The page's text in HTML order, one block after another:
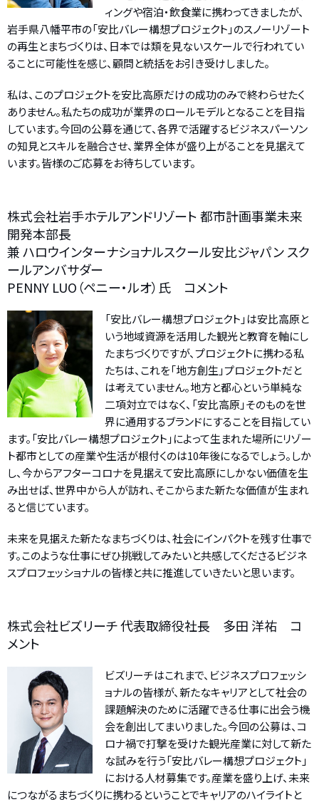
ィングや宿泊・飲食業に携わってきましたが、
岩手県八幡平市の「安比バレー構想プロジェクト」のスノーリゾート
の再生とまちづくりは、日本では類を見ないスケールで行われてい
ることに可能性を感じ、顧問と統括をお引き受けしました。
私は、このプロジェクトを安比高原だけの成功のみで終わらせたく
ありません。私たちの成功が業界のロールモデルとなることを目指
しています。今回の公募を通じて、各界で活躍するビジネスパーソン
の知見とスキルを融合させ、業界全体が盛り上がることを見据えて
います。皆様のご応募をお待ちしています。
株式会社岩手ホテルアンドリゾート 都市計画事業未来
開発本部長
兼 ハロウインターナショナルスクール安比ジャパン スク
ールアンバサダー
PENNY LUO（ペニー・ルオ）氏 コメント
「安比バレー構想プロジェクト」は安比高原と
いう地域資源を活用した観光と教育を軸にし
たまちづくりですが、プロジェクトに携わる私
たちは、これを「地方創生」プロジェクトだと
は考えていません。地方と都心という単純な
二項対立ではなく、「安比高原」そのものを世
界に通用するブランドにすることを目指してい
ます。「安比バレー構想プロジェクト」によって生まれた場所にリゾー
ト都市としての産業や生活が根付くのは10年後になるでしょう。しか
し、今からアフターコロナを見据えて安比高原にしかない価値を生
み出せば、世界中から人が訪れ、そこからまた新たな価値が生まれ
ると信じています。
未来を見据えた新たなまちづくりは、社会にインパクトを残す仕事で
す。このような仕事にぜひ挑戦してみたいと共感してくださるビジネ
スプロフェッショナルの皆様と共に推進していきたいと思います。
株式会社ビズリーチ 代表取締役社長 多田 洋祐 コ
メント
ビズリーチはこれまで、ビジネスプロフェッシ
ョナルの皆様が、新たなキャリアとして社会の
課題解決のために活躍できる仕事に出会う機
会を創出してまいりました。今回の公募は、コ
ロナ禍で打撃を受けた観光産業に対して新た
な試みを行う「安比バレー構想プロジェクト」
における人材募集です。産業を盛り上げ、未来
につながるまちづくりに携わるということでキャリアのハイライトと